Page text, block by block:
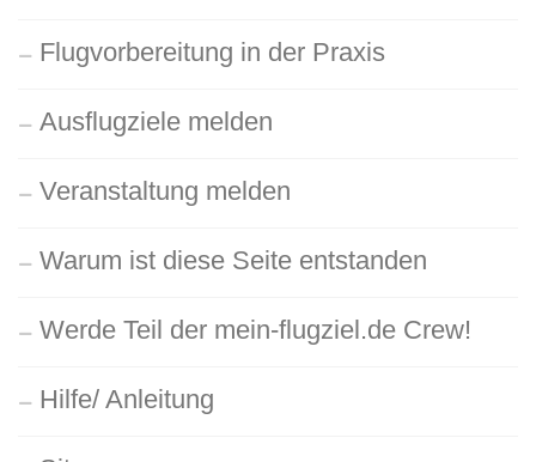
Flugvorbereitung in der Praxis
Ausflugziele melden
Veranstaltung melden
Warum ist diese Seite entstanden
Werde Teil der mein-flugziel.de Crew!
Hilfe/ Anleitung